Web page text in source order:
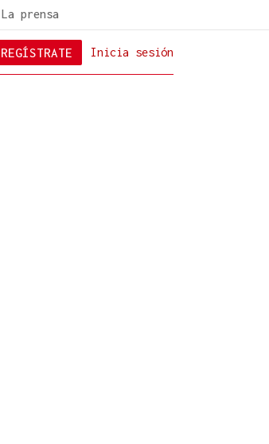
La prensa
Inicia sesión
REGÍSTRATE